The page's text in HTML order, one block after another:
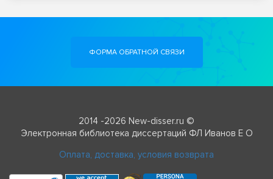
ФОРМА ОБРАТНОЙ СВЯЗИ
2014 -2026 New-disser.ru ©
Электронная библиотека диссертаций ФЛ Иванов Е О
Оплата, доставка, условия возврата